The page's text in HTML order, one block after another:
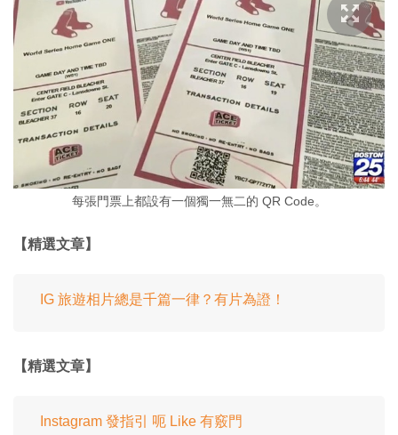
每張門票上都設有一個獨一無二的 QR Code。
【精選文章】
IG 旅遊相片總是千篇一律？有片為證！
【精選文章】
Instagram 發指引 呃 Like 有竅門